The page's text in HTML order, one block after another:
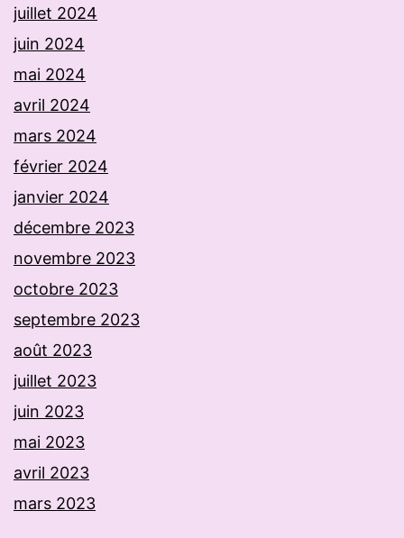
juillet 2024
juin 2024
mai 2024
avril 2024
mars 2024
février 2024
janvier 2024
décembre 2023
novembre 2023
octobre 2023
septembre 2023
août 2023
juillet 2023
juin 2023
mai 2023
avril 2023
mars 2023